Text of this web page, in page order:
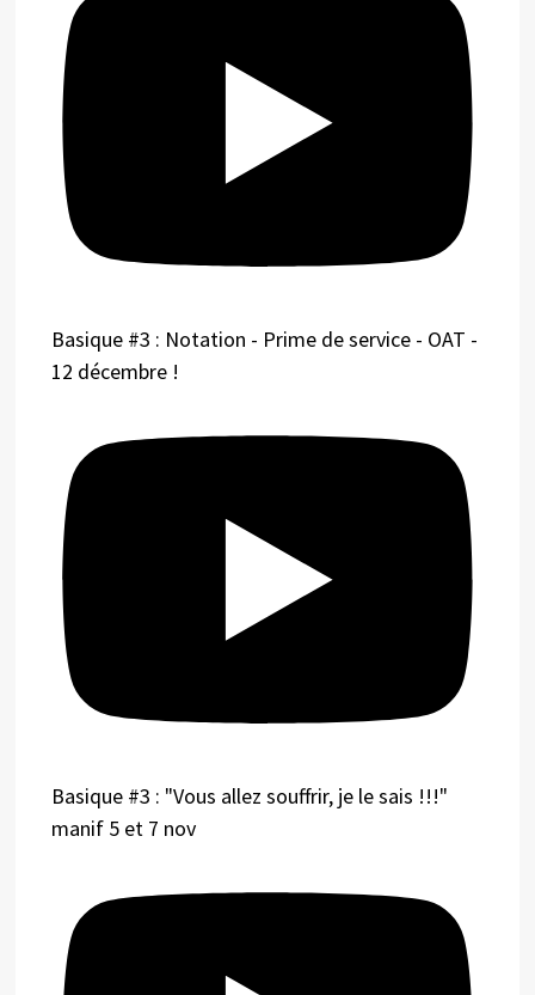
Basique #3 : Notation - Prime de service - OAT -
12 décembre !
Basique #3 : "Vous allez souffrir, je le sais !!!"
manif 5 et 7 nov